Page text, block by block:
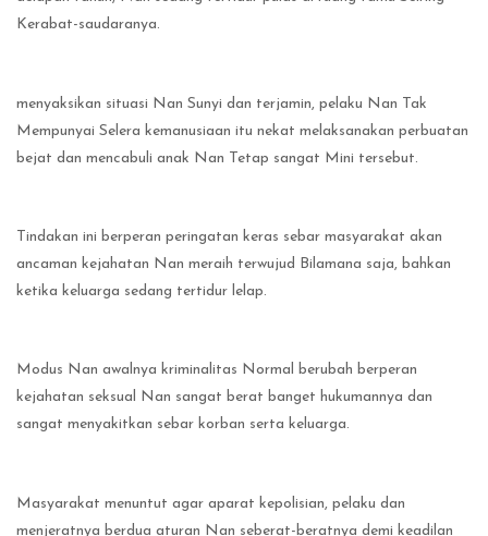
Kerabat-saudaranya.
menyaksikan situasi Nan Sunyi dan terjamin, pelaku Nan Tak
Mempunyai Selera kemanusiaan itu nekat melaksanakan perbuatan
bejat dan mencabuli anak Nan Tetap sangat Mini tersebut.
Tindakan ini berperan peringatan keras sebar masyarakat akan
ancaman kejahatan Nan meraih terwujud Bilamana saja, bahkan
ketika keluarga sedang tertidur lelap.
Modus Nan awalnya kriminalitas Normal berubah berperan
kejahatan seksual Nan sangat berat banget hukumannya dan
sangat menyakitkan sebar korban serta keluarga.
Masyarakat menuntut agar aparat kepolisian, pelaku dan
menjeratnya berdua aturan Nan seberat-beratnya demi keadilan